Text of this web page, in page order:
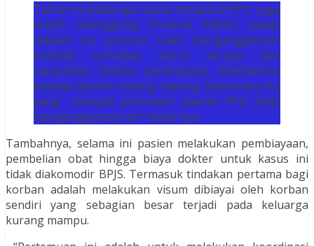
Tahun ini beberapa kasus serupa di PPU juga
masih ditanggung Provinsi Kaltim, tetapi
setelah itu provinsi tidak menganggarkan
kembali terhadap kasus serupa dan
sampaikan bahwa pembiayaan dibebankan
kepada daerah masing-masing. Sementara itu
yang menjadi persoalan daerah PPU tidak
menganggarkan ini,” bebernya.
Tambahnya, selama ini pasien melakukan pembiayaan,
pembelian obat hingga biaya dokter untuk kasus ini
tidak diakomodir BPJS. Termasuk tindakan pertama bagi
korban adalah melakukan visum dibiayai oleh korban
sendiri yang sebagian besar terjadi pada keluarga
kurang mampu.